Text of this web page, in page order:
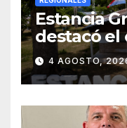
Estancia
destacó el
municipio,
obras y
frente a
4 AGOSTO,